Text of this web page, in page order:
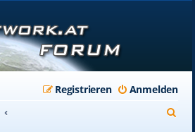
Anmelden
Registrieren